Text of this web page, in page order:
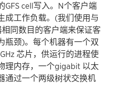
GFS cell写入。N个客户端
成工作负载。(我们使用与
同数目的客户端来保证客
瓶颈)。每个机器有一个双
芯片，供运行的进程使
理内存，一个gigabit 以太
通过一个两级树状交换机